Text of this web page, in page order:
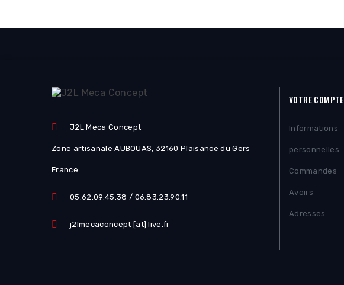
J2L Meca Concept
Zone artisanale AUBOUAS, 32160 Plaisance du Gers
France
05.62.09.45.38 / 06.83.23.90.11
j2lmecaconcept [at] live.fr
VOTRE COMPTE
Informations
personnelles
Commandes
Avoirs
Adresses